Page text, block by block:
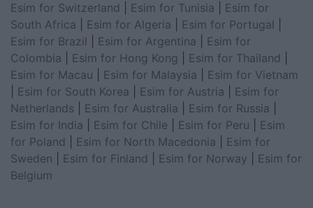
Esim for Switzerland
Esim for Tunisia
Esim for
South Africa
Esim for Algeria Esim for Portugal
Esim for Brazil
Esim for Argentina
Esim for
Colombia
Esim for Hong Kong Esim for Thailand
Esim for Macau
Esim for Malaysia
Esim for Vietnam
Esim for South Korea Esim for Austria
Esim for
Netherlands
Esim for Australia Esim for Russia
Esim for India
Esim for Chile Esim for Peru
Esim
for Poland
Esim for North Macedonia
Esim for
Sweden
Esim for Finland Esim for Norway
Esim for
Belgium